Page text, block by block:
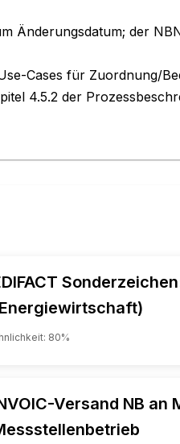
Änderungsdatum; der
Cases für Zuordnung/
4.5.2 der
80%
Versand NB an